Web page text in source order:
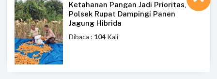
Ketahanan Pangan Jadi Prioritas,
Polsek Rupat Dampingi Panen
Jagung Hibrida
Dibaca : 104 Kali